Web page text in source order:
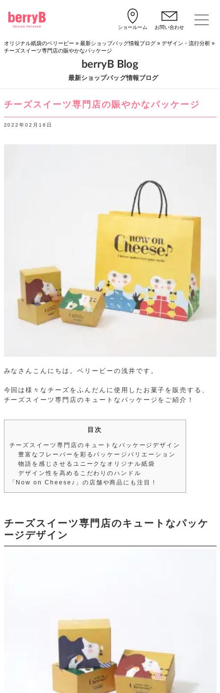
ショールーム お問い合わせ
オリジナル紙袋のベリービー » 最新ショップバッグ情報ブログ» デザイン・流行分析»
チーズスイーツ専門店の賑やかなパッケージ
最新ショップバッグ情報ブログ
berryB Blog
チーズスイーツ専門店の賑やかなパッケージ
2022年02月16日
みなさんこんにちは。ベリービーの浅井です。
今回は様々なチーズをふんだんに使用したお菓子を販売する、
チーズスイーツ専門店のキュートなパッケージをご紹介！
目次
チーズスイーツ専門店のキュートなパッケージデザイン
豊富なフレーバーを彩るパッケージバリエーション
物語を感じさせるユニークなオリジナル紙袋
デザイン性を高めるこだわりのハンドル
「Now on Cheese♪」の店舗や商品にも注目！
チーズスイーツ専門店のキュートなパッケ
ージデザイン